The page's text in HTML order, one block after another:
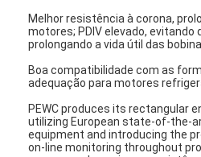
Início
Espetáculo VR
Melhor resistência à corona,
motores; PDlV elevado, evitando
prolongando a vida útil das
Boa compatibilidade com as
adequação para motores
PEWC produces its rectangular
utilizing European state-of-the-
equipment and introducing the
on-line monitoring throughout